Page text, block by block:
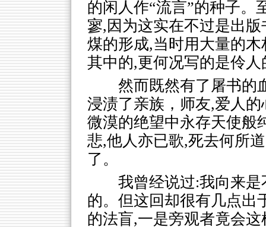
的闲人作“流言”的种子。
寥,因为这实在不过是出
煤的形成,当时用大量的
其中的,更何况写的是伶人
然而既然有了屠书的
浸渍了亲族，师友,爱人
微漠的绝望中永存天使般
悲,他人亦已歌,死去何所
了。
我曾经说过:我向来
的。但这回却很有几点出
的法盲,一是旁观者竟会